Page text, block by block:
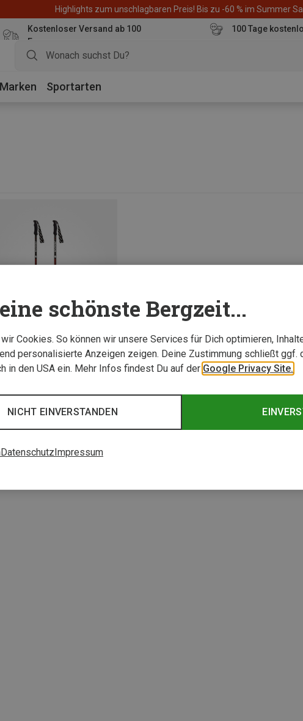
Highlights zum unschlagbaren Preis! Bis zu -60 % im Summer
Kostenloser Versand ab 100
Euro
100 Tage
Marken Sportarten
schönste Bergzeit...
Cookies. So können wir unsere Services für Dich optimieren,
personalisierte Anzeigen zeigen. Deine Zustimmung schließt ggf.
in den USA ein. Mehr Infos findest Du auf der Google Privacy Site.
NICHT EINVERSTANDEN
DatenschutzImpressum